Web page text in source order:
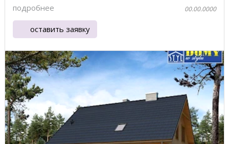
подробнее 00.00.0000
оставить заявку